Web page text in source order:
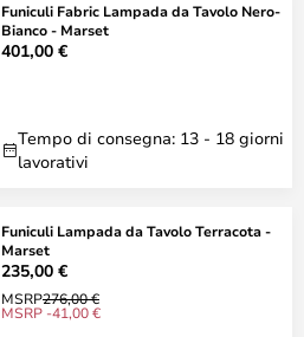
Funiculi Fabric Lampada da Tavolo Nero-
Bianco - Marset
401,00 €
Tempo di consegna: 13 - 18 giorni
lavorativi
Funiculi Lampada da Tavolo Terracota -
Marset
235,00 €
MSRP276,00 €
MSRP -41,00 €